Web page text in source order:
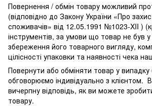
Повернення / обмін товару можливий
(відповідно до Закону України «Про
споживачів» від 12.05.1991 №1023-XII )
інструментів, за умови що товар не був у
збереження його товарного вигляду,
цілісності упаковки та наявності чека
Повернути або обміняти товар у випадку
обговорюємо індивідуально з клієнтом.
вичерпну відповідь, як ви можете
товару.